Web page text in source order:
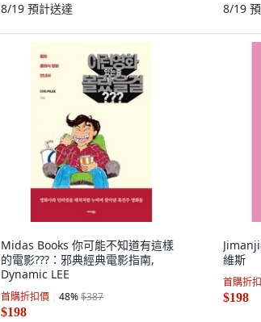
8/19 預計送達 8/19
Midas Books 你可能不知道有這樣
的電影???：邪典經典電影指南,
Dynamic LEE
首購折扣價 48%$387
$198
維斯
首購折
$198